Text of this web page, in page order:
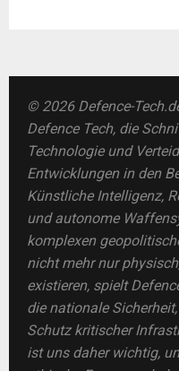
© 2026 Defence-
Defence Tech, die
Technologie und
Entwicklungen in den
Künstliche Intelligenz,
und autonome
komplexen
nicht mehr nur
existieren, spielt
die nationale
Schutz kritischer
ist uns daher wichtig,